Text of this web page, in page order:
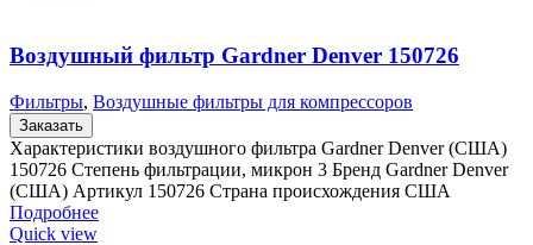
Воздушный фильтр Gardner Denver 150726
Фильтры, Воздушные фильтры для компрессоров
Заказать
Характеристики воздушного фильтра Gardner Denver (США)
150726 Степень фильтрации, микрон 3 Бренд Gardner Denver
(США) Артикул 150726 Страна происхождения США
Подробнее
Quick view